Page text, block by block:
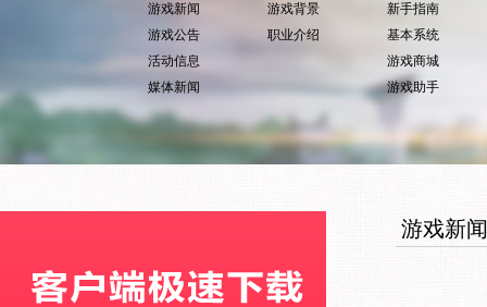
游戏新闻
游戏公告
活动信息
媒体新闻
游戏背景
职业介绍
新手指南
基本系统
游戏商城
游戏助手
游戏新闻